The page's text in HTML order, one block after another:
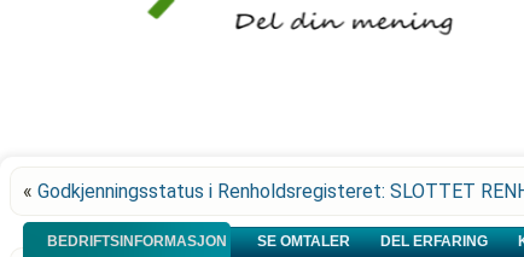
« Godkjenningsstatus i Renholdsregisteret: SLOTTET
BEDRIFTSINFORMASJON SE OMTALER DEL ERFARING